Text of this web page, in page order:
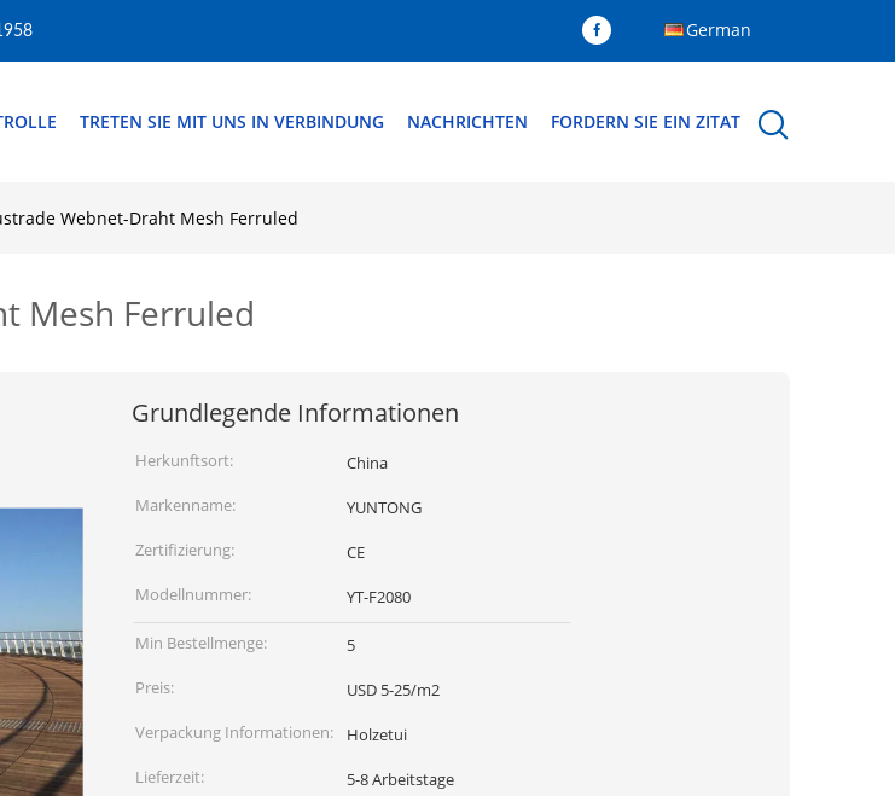
German
TRETEN SIE MIT UNS IN VERBINDUNG NACHRICHTEN FORDERN SIE EIN ZITAT
Webnet-Draht Mesh Ferruled
Mesh Ferruled
Grundlegende Informationen
Herkunftsort:
China
Markenname:
YUNTONG
Zertifizierung:
CE
Modellnummer:
YT-F2080
Min Bestellmenge:
5
Preis:
USD 5-25/m2
Verpackung Informationen:
Holzetui
Lieferzeit:
5-8 Arbeitstage